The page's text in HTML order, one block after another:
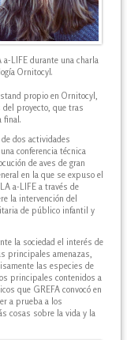
a-LIFE durante una charla
Ornitocyl.
propio en Ornitocyl,
proyecto, que tras
final.
dos actividades
conferencia técnica
de aves de gran
en la que se expuso el
a-LIFE a través de
la intervención del
de público infantil y
la sociedad el interés de
principales amenazas,
las especies de
principales contenidos a
que GREFA convocó en
a prueba a los
cosas sobre la vida y la